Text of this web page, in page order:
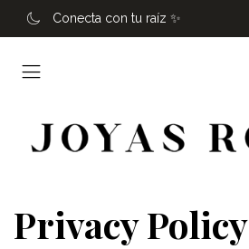
Conecta con tu raíz ✨️
Privacy Policy